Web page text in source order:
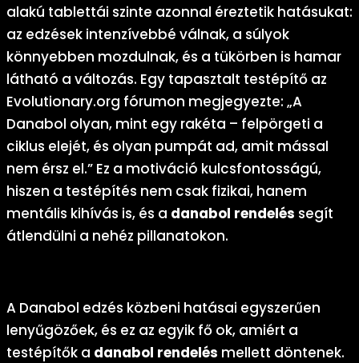
alakú tablettái szinte azonnal éreztetik hatásukat:
az edzések intenzívebbé válnak, a súlyok
könnyebben mozdulnak, és a tükörben is hamar
látható a változás. Egy tapasztalt testépítő az
Evolutionary.org fórumon megjegyezte: „A
Danabol olyan, mint egy rakéta – felpörgeti a
ciklus elejét, és olyan pumpát ad, amit mással
nem érsz el.” Ez a motiváció kulcsfontosságú,
hiszen a testépítés nem csak fizikai, hanem
mentális kihívás is, és a danabol rendelés segít
átlendülni a nehéz pillanatokon.
A Danabol edzés közbeni hatásai egyszerűen
lenyűgözőek, és ez az egyik fő ok, amiért a
testépítők a danabol rendelés mellett döntenek.